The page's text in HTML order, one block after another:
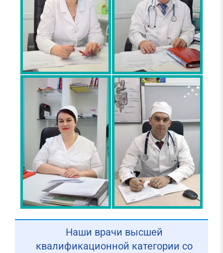
Наши врачи высшей
квалификационной категории со